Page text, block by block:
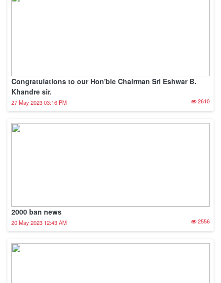
Congratulations to our Hon'ble Chairman Sri Eshwar B.
Khandre sir.
27 May 2023 03:16 PM 2610
2000 ban news
20 May 2023 12:43 AM 2556